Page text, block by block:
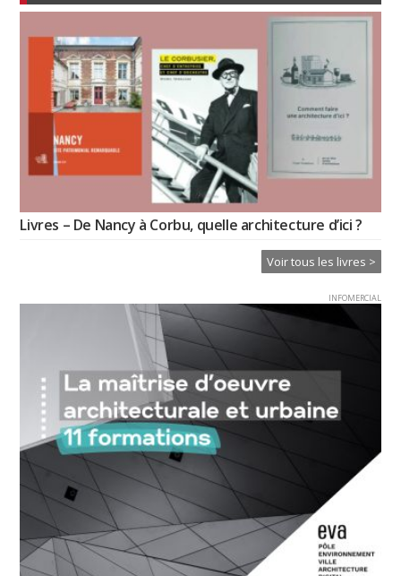
Livres – De Nancy à Corbu, quelle architecture d’ici ?
Voir tous les livres >
INFOMERCIAL